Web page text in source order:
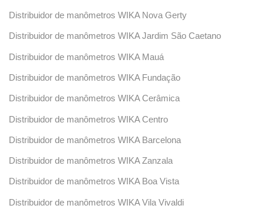
Distribuidor de manômetros WIKA Nova Gerty
Distribuidor de manômetros WIKA Jardim São Caetano
Distribuidor de manômetros WIKA Mauá
Distribuidor de manômetros WIKA Fundação
Distribuidor de manômetros WIKA Cerâmica
Distribuidor de manômetros WIKA Centro
Distribuidor de manômetros WIKA Barcelona
Distribuidor de manômetros WIKA Zanzala
Distribuidor de manômetros WIKA Boa Vista
Distribuidor de manômetros WIKA Vila Vivaldi